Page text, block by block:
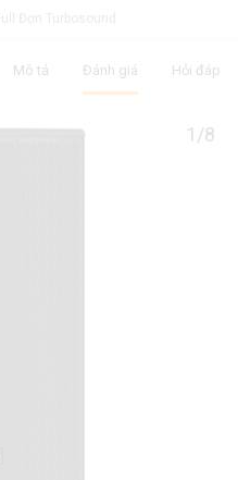
Mô tả Đánh giá Hỏi đáp
1/8